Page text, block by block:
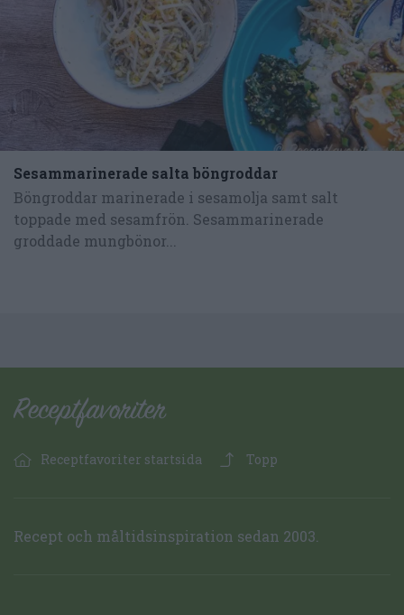
Sesammarinerade salta böngroddar
Böngroddar marinerade i sesamolja samt salt
toppade med sesamfrön. Sesammarinerade
groddade mungbönor...
Receptfavoriter startsida Topp
Recept och måltidsinspiration sedan 2003.